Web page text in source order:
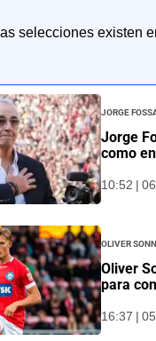
selecciones existen
Jorge
Jorge
como
10:52 |
Oliver
Oliver
para
16:37 |